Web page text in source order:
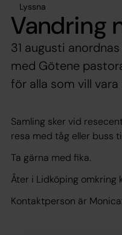
Lyssna
Vandring
31 augusti
med Götene
för alla som vill vara
Samling sker vid
resa med tåg eller buss
Ta gärna med fika.
Åter i Lidköping omkring
Kontaktperson är